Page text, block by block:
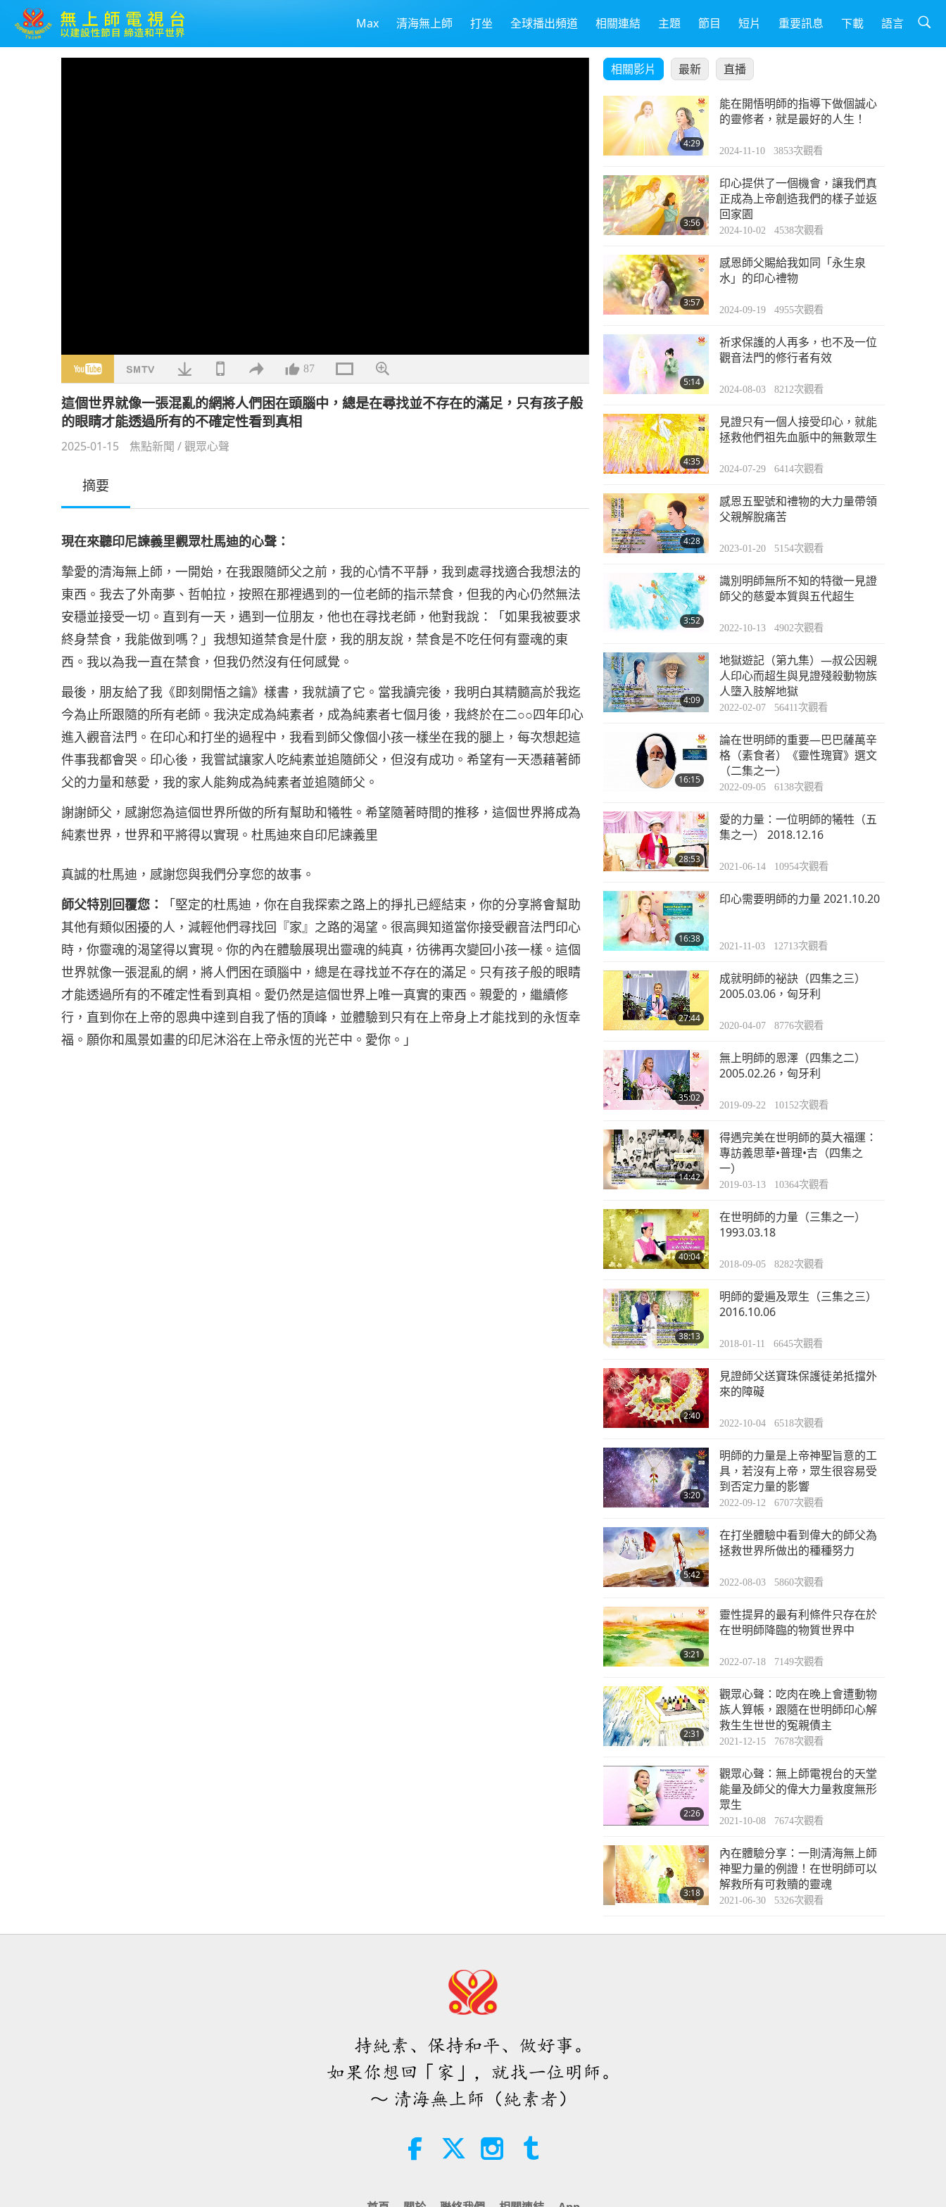
Max 清海無上師 打坐 全球播出頻道 相關連結 主題 節目 短片 重要訊息 下載 語言
87
這個世界就像一張混亂的網將人們困在頭腦中，總是在尋找並不存在的滿足，只有孩子般
的眼睛才能透過所有的不確定性看到真相
2025-01-15 焦點新聞 /觀眾心聲
摘要
現在來聽印尼諫義里觀眾杜馬迪的心聲：
摯愛的清海無上師，一開始，在我跟隨師父之前，我的心情不平靜，我到處尋找適合我想法的
東西。我去了外南夢、哲帕拉，按照在那裡遇到的一位老師的指示禁食，但我的內心仍然無法
安穩並接受一切。直到有一天，遇到一位朋友，他也在尋找老師，他對我說：「如果我被要求
終身禁食，我能做到嗎？」我想知道禁食是什麼，我的朋友說，禁食是不吃任何有靈魂的東
西。我以為我一直在禁食，但我仍然沒有任何感覺。
最後，朋友給了我《即刻開悟之鑰》樣書，我就讀了它。當我讀完後，我明白其精髓高於我迄
今為止所跟隨的所有老師。我決定成為純素者，成為純素者七個月後，我終於在二○○四年印心
進入觀音法門。在印心和打坐的過程中，我看到師父像個小孩一樣坐在我的腿上，每次想起這
件事我都會哭。印心後，我嘗試讓家人吃純素並追隨師父，但沒有成功。希望有一天憑藉著師
父的力量和慈愛，我的家人能夠成為純素者並追隨師父。
謝謝師父，感謝您為這個世界所做的所有幫助和犧牲。希望隨著時間的推移，這個世界將成為
純素世界，世界和平將得以實現。杜馬迪來自印尼諫義里
真誠的杜馬迪，感謝您與我們分享您的故事。
師父特別回覆您：
「堅定的杜馬迪，你在自我探索之路上的掙扎已經結束，你的分享將會幫助
其他有類似困擾的人，減輕他們尋找回『家』之路的渴望。很高興知道當你接受觀音法門印心
時，你靈魂的渴望得以實現。你的內在體驗展現出靈魂的純真，彷彿再次變回小孩一樣。這個
世界就像一張混亂的網，將人們困在頭腦中，總是在尋找並不存在的滿足。只有孩子般的眼睛
才能透過所有的不確定性看到真相。愛仍然是這個世界上唯一真實的東西。親愛的，繼續修
行，直到你在上帝的恩典中達到自我了悟的頂峰，並體驗到只有在上帝身上才能找到的永恆幸
福。願你和風景如畫的印尼沐浴在上帝永恆的光芒中。愛你。」
相關影片 最新 直播
4:29
能在開悟明師的指導下做個誠心
的靈修者，就是最好的人生！
2024-11-10 3853次觀看
3:56
印心提供了一個機會，讓我們真
正成為上帝創造我們的樣子並返
回家園
2024-10-02 4538次觀看
3:57
感恩師父賜給我如同「永生泉
水」的印心禮物
2024-09-19 4955次觀看
5:14
祈求保護的人再多，也不及一位
觀音法門的修行者有效
2024-08-03 8212次觀看
4:35
見證只有一個人接受印心，就能
拯救他們祖先血脈中的無數眾生
2024-07-29 6414次觀看
4:28
感恩五聖號和禮物的大力量帶領
父親解脫痛苦
2023-01-20 5154次觀看
3:52
識別明師無所不知的特徵一見證
師父的慈愛本質與五代超生
2022-10-13 4902次觀看
4:09
地獄遊記（第九集）—叔公因親
人印心而超生與見證殘殺動物族
人墮入肢解地獄
2022-02-07 56411次觀看
16:15
論在世明師的重要—巴巴薩萬辛
格（素食者）《靈性瑰寶》選文
（二集之一）
2022-09-05 6138次觀看
28:53
愛的力量：一位明師的犧牲（五
集之一） 2018.12.16
2021-06-14 10954次觀看
16:38
印心需要明師的力量 2021.10.20
2021-11-03 12713次觀看
27:44
成就明師的祕訣（四集之三）
2005.03.06，匈牙利
2020-04-07 8776次觀看
35:02
無上明師的恩澤（四集之二）
2005.02.26，匈牙利
2019-09-22 10152次觀看
14:42
得遇完美在世明師的莫大福運：
專訪義思華•普理•吉（四集之
一）
2019-03-13 10364次觀看
40:04
在世明師的力量（三集之一）
1993.03.18
2018-09-05 8282次觀看
38:13
明師的愛遍及眾生（三集之三）
2016.10.06
2018-01-11 6645次觀看
2:40
見證師父送寶珠保護徒弟抵擋外
來的障礙
2022-10-04 6518次觀看
3:20
明師的力量是上帝神聖旨意的工
具，若沒有上帝，眾生很容易受
到否定力量的影響
2022-09-12 6707次觀看
5:42
在打坐體驗中看到偉大的師父為
拯救世界所做出的種種努力
2022-08-03 5860次觀看
3:21
靈性提昇的最有利條件只存在於
在世明師降臨的物質世界中
2022-07-18 7149次觀看
2:31
觀眾心聲：吃肉在晚上會遭動物
族人算帳，跟隨在世明師印心解
救生生世世的冤親債主
2021-12-15 7678次觀看
2:26
觀眾心聲：無上師電視台的天堂
能量及師父的偉大力量救度無形
眾生
2021-10-08 7674次觀看
3:18
內在體驗分享：一則清海無上師
神聖力量的例證！在世明師可以
解救所有可救贖的靈魂
2021-06-30 5326次觀看
持純素、保持和平、做好事。
如果你想回「家」，就找一位明師。
～ 清海無上師（純素者）